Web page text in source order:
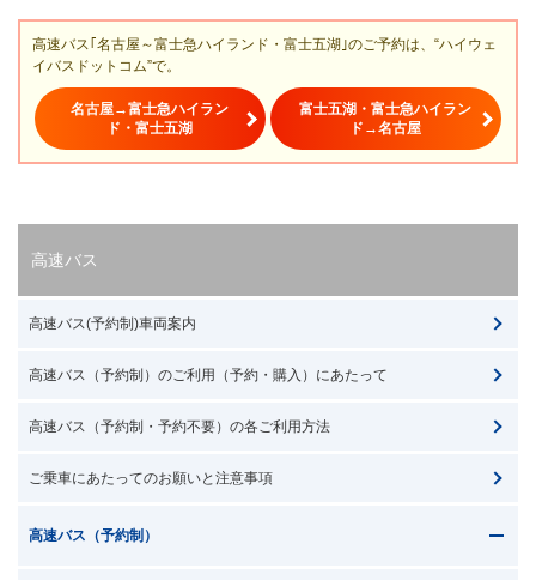
高速バス｢名古屋～富士急ハイランド・富士五湖｣のご予約は、“ハイウェ
イバスドットコム”で。
名古屋→富士急ハイラン
ド・富士五湖
富士五湖・富士急ハイラン
ド→名古屋
高速バス
高速バス(予約制)車両案内
高速バス（予約制）のご利用（予約・購入）にあたって
高速バス（予約制・予約不要）の各ご利用方法
ご乗車にあたってのお願いと注意事項
高速バス（予約制）